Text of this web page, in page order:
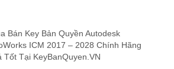
Bán Key Bản Quyền Autodesk
ICM 2017 – 2028 Chính Hãng
Tốt Tại KeyBanQuyen.VN